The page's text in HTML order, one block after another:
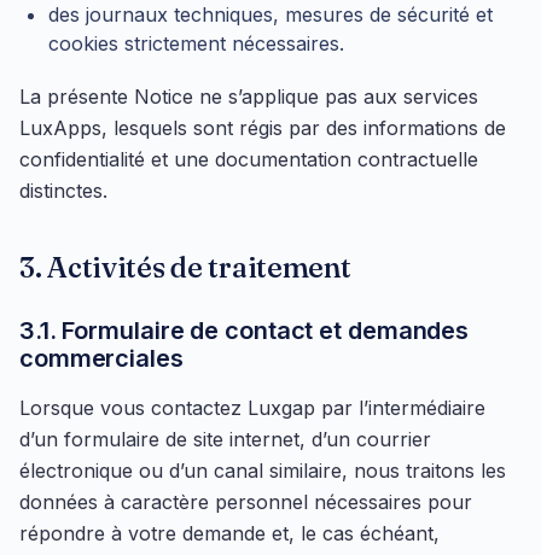
des journaux techniques, mesures de sécurité et
cookies strictement nécessaires.
La présente Notice ne s’applique pas aux services
LuxApps, lesquels sont régis par des informations de
confidentialité et une documentation contractuelle
distinctes.
3. Activités de traitement
3.1. Formulaire de contact et demandes
commerciales
Lorsque vous contactez Luxgap par l’intermédiaire
d’un formulaire de site internet, d’un courrier
électronique ou d’un canal similaire, nous traitons les
données à caractère personnel nécessaires pour
répondre à votre demande et, le cas échéant,